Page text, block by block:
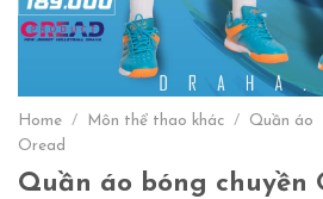
Home / Môn thể thao khác / Quần áo
Oread
Quần áo bóng chuyền